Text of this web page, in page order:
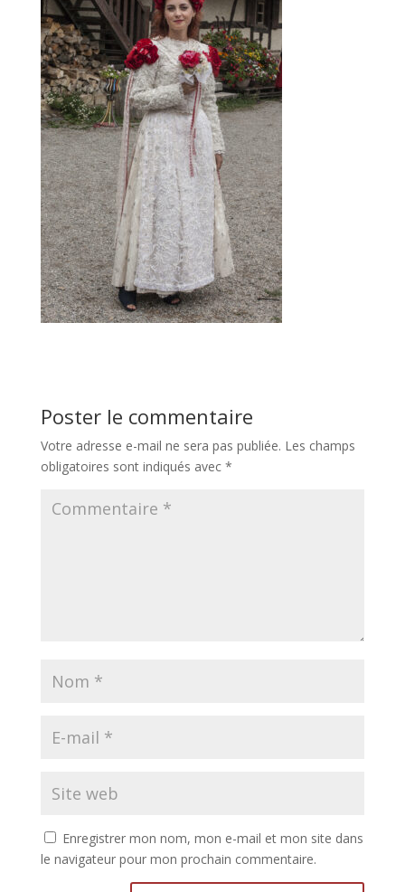
Poster le commentaire
Votre adresse e-mail ne sera pas publiée. Les champs
obligatoires sont indiqués avec *
Enregistrer mon nom, mon e-mail et mon site dans
le navigateur pour mon prochain commentaire.